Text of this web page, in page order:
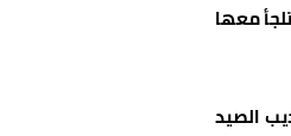
معها
الصيد